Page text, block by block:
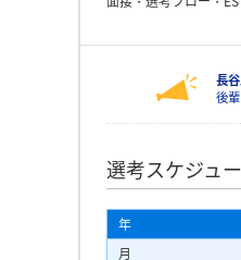
長
後
選考スケジュ
年
月